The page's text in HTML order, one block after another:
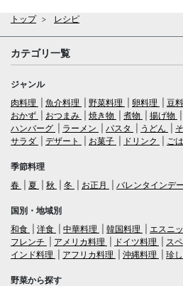
トップ レシピ
カテゴリ一覧
ジャンル
肉料理
魚介料理 野菜料理 卵料理 豆
おかず
おつまみ 焼き物 煮物 揚げ物
ハンバーグ
ラーメン パスタ うどん
サラダ
デザート お菓子 ドリンク ご
季節料理
春
夏 秋 冬 お正月 バレンタインデー
国別・地域別
和食
洋食 中華料理 韓国料理 エスニ
フレンチ
アメリカ料理 ドイツ料理 ス
インド料理
アフリカ料理 沖縄料理 珍
野菜から探す